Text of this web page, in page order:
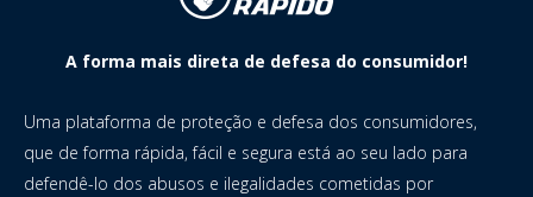
A forma mais direta de defesa do consumidor!
Uma plataforma de proteção e defesa dos consumidores,
que de forma rápida, fácil e segura está ao seu lado para
defendê-lo dos abusos e ilegalidades cometidas por